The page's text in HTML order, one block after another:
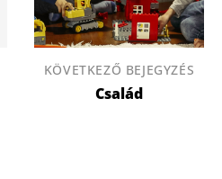
KÖVETKEZŐ BEJEGYZÉS
Család